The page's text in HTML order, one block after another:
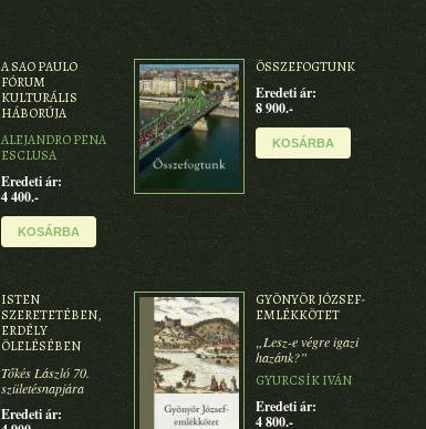
A SAO PAULO
FÓRUM
KULTURÁLIS
HÁBORÚJA
ALEJANDRO PENA
ESCLUSA
Eredeti ár:
4 400.-
KOSÁRBA
ÖSSZEFOGTUNK
Eredeti ár:
8 900.-
KOSÁRBA
ISTEN
SZERETETÉBEN,
ERDÉLY
ÖLELÉSÉBEN
Tőkés László 70.
születésnapjára
Eredeti ár:
GYÖNYÖR JÓZSEF-
EMLÉKKÖTET
„Lesz-e végre igazi
hazánk?”
GYURCSÍK IVÁN
Eredeti ár:
4 800.-